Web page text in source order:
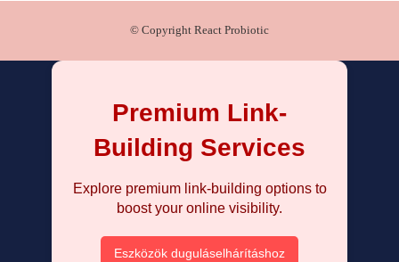
© Copyright React Probiotic
Premium Link-
Building Services
Explore premium link-building options to
boost your online visibility.
Eszközök duguláselhárításhoz